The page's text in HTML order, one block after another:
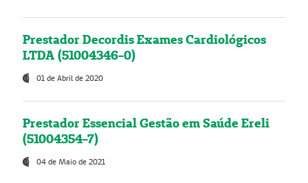
Prestador Decordis Exames Cardiológicos
LTDA (51004346-0)
01 de Abril de 2020
Prestador Essencial Gestão em Saúde Ereli
(51004354-7)
04 de Maio de 2021